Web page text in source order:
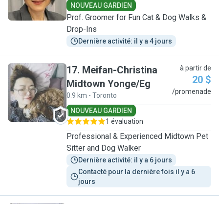
NOUVEAU GARDIEN
Prof. Groomer for Fun Cat & Dog Walks &
Drop-Ins
Dernière activité: il y a 4 jours
M
17. Meifan-Christina
Midtown Yonge/Eg
0.9 km - Toronto
à partir de
20 $
/promenade
NOUVEAU GARDIEN
1 évaluation
Professional & Experienced Midtown Pet
Sitter and Dog Walker
Dernière activité: il y a 6 jours
Contacté pour la dernière fois il y a 6
jours